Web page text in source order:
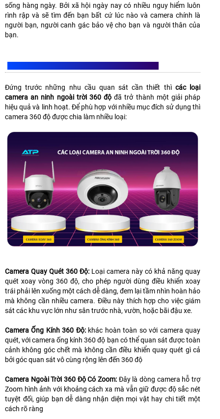
sống hàng ngày. Bởi xã hội ngày nay có nhiều nguy hiểm luôn
rình rập và sẽ tìm đến bạn bất cứ lúc nào và camera chính là
người bạn, người canh gác bảo vệ cho bạn và người thân của
bạn.
Đứng trước những nhu cầu quan sát cần thiết thì các loại
camera an ninh ngoài trời 360 độ đã trở thành một giải pháp
hiệu quả và linh hoạt. Để phù hợp với nhiều mục đích sử dụng thì
camera 360 độ được chia làm nhiều loại:
Camera Quay Quét 360 Độ: Loại camera này có khả năng quay
quét xoay vòng 360 độ, cho phép người dùng điều khiển xoay
trái phải lên xuống một cách dễ dàng, đem lại tầm nhìn hoàn hảo
mà không cần nhiều camera. Điều này thích hợp cho việc giám
sát các khu vực lớn như sân trước nhà, vườn, hoặc bãi đậu xe.
Camera Ống Kính 360 Độ:khác hoàn toàn so với camera quay
quét, với camera ống kính 360 độ bạn có thể quan sát được toàn
cảnh không góc chết mà không cần điều khiển quay quét gì cả
bởi góc quan sát vô cùng rộng lên đến 360 độ
Camera Ngoài Trời 360 Độ Có Zoom: Đây là dòng camera hỗ trợ
Zoom hình ảnh với khoảng cách xa mà vẫn giữ được độ sắc nét
tuyệt đối, giúp bạn dễ dàng nhận diện mọi vật hay chi tiết một
cách rõ ràng